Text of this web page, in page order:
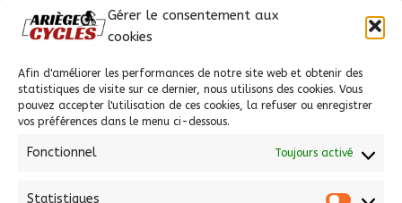
Gérer le consentement aux
cookies
Afin d'améliorer les performances de notre site web et obtenir des
statistiques de visite sur ce dernier, nous utilisons des cookies. Vous
pouvez accepter l'utilisation de ces cookies, la refuser ou enregistrer
vos préférences dans le menu ci-dessous.
Fonctionnel Toujours activé
Statistiques
Conditions générales de ventes